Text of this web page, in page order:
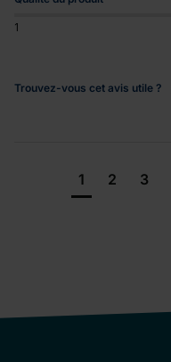
1
Trouvez-vous cet avis utile ?
1 2 3